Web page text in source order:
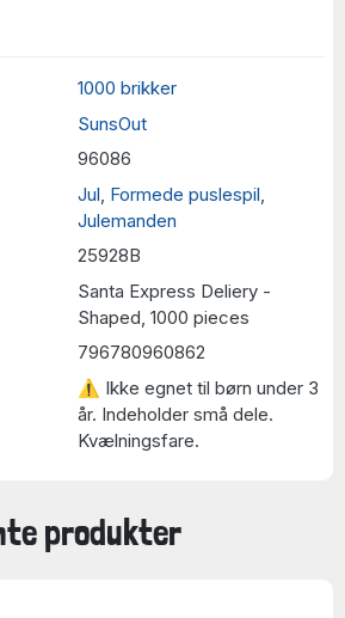
1000 brikker
SunsOut
96086
Jul Formede puslespil
Julemanden
25928B
Santa Express Deliery -
Shaped, 1000 pieces
796780960862
⚠ Ikke egnet til børn under 3
år. Indeholder små dele.
Kvælningsfare.
produkter